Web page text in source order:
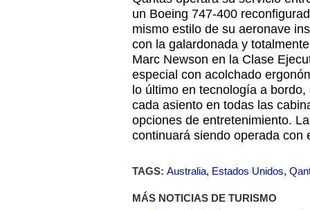
un Boeing 747-400
mismo estilo de su aeronave
con la galardonada y
Marc Newson en la Clase
especial con acolchado
lo último en tecnología a
cada asiento en todas las
opciones de entretenimiento.
continuará siendo operada con
TAGS: Australia, Estados Unidos,
MÁS NOTICIAS DE TURISMO